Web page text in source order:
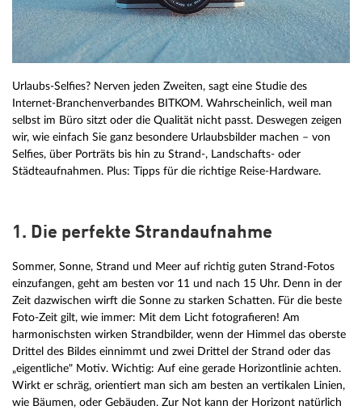
Urlaubs-Selfies? Nerven jeden Zweiten, sagt eine Studie des
Internet-Branchenverbandes BITKOM. Wahrscheinlich, weil man
selbst im Büro sitzt oder die Qualität nicht passt. Deswegen zeigen
wir, wie einfach Sie ganz besondere Urlaubsbilder machen – von
Selfies, über Porträts bis hin zu Strand-, Landschafts- oder
Städteaufnahmen. Plus: Tipps für die richtige Reise-Hardware.
1. Die perfekte Strandaufnahme
Sommer, Sonne, Strand und Meer auf richtig guten Strand-Fotos
einzufangen, geht am besten vor 11 und nach 15 Uhr. Denn in der
Zeit dazwischen wirft die Sonne zu starken Schatten. Für die beste
Foto-Zeit gilt, wie immer: Mit dem Licht fotografieren! Am
harmonischsten wirken Strandbilder, wenn der Himmel das oberste
Drittel des Bildes einnimmt und zwei Drittel der Strand oder das
„eigentliche" Motiv. Wichtig: Auf eine gerade Horizontlinie achten.
Wirkt er schräg, orientiert man sich am besten an vertikalen Linien,
wie Bäumen, oder Gebäuden. Zur Not kann der Horizont natürlich